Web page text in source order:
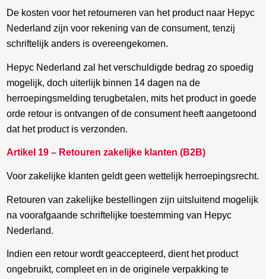
De kosten voor het retourneren van het product naar Hepyc
Nederland zijn voor rekening van de consument, tenzij
schriftelijk anders is overeengekomen.
Hepyc Nederland zal het verschuldigde bedrag zo spoedig
mogelijk, doch uiterlijk binnen 14 dagen na de
herroepingsmelding terugbetalen, mits het product in goede
orde retour is ontvangen of de consument heeft aangetoond
dat het product is verzonden.
Artikel 19 – Retouren zakelijke klanten (B2B)
Voor zakelijke klanten geldt geen wettelijk herroepingsrecht.
Retouren van zakelijke bestellingen zijn uitsluitend mogelijk
na voorafgaande schriftelijke toestemming van Hepyc
Nederland.
Indien een retour wordt geaccepteerd, dient het product
ongebruikt, compleet en in de originele verpakking te